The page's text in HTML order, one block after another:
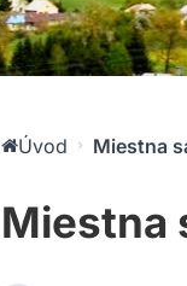
Úvod Miestna
Miestna